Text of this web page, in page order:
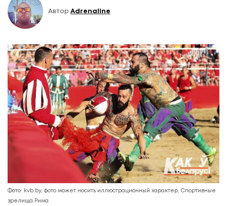
Автор Adrenaline
Фото: kvb.by, фото может носить иллюстрационный характер, Спортивные
зрелища Рима